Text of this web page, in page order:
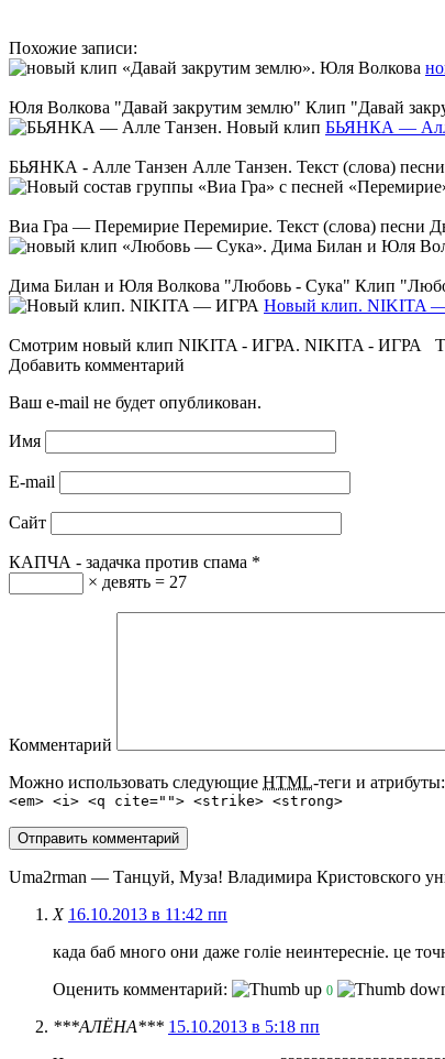
Похожие записи:
Юля Волкова "Давай закрутим землю" Клип "Давай
БЬЯНКА —
БЬЯНКА - Алле Танзен Алле Танзен. Текст (слова)
Виа Гра — Перемирие Перемирие. Текст (слова) песни
Дима Билан и Юля Волкова "Любовь - Сука" Клип
Новый клип. NIKITA
Смотрим новый клип NIKITA - ИГРА. NIKITA - ИГРА
Добавить комментарий
Ваш e-mail не будет опубликован.
Имя
E-mail
Сайт
КАПЧА - задачка против спама *
× девять = 27
Комментарий
Можно использовать следующие HTML-теги и атрибуты:
<em> <i> <q cite=""> <strike> <strong>
Uma2rman — Танцуй, Муза! Владимира Кристовского
Х 16.10.2013 в 11:42 пп
када баб много они даже голіе неинтересніе. це
Оценить комментарий:
0
***АЛЁНА*** 15.10.2013 в 5:18 пп